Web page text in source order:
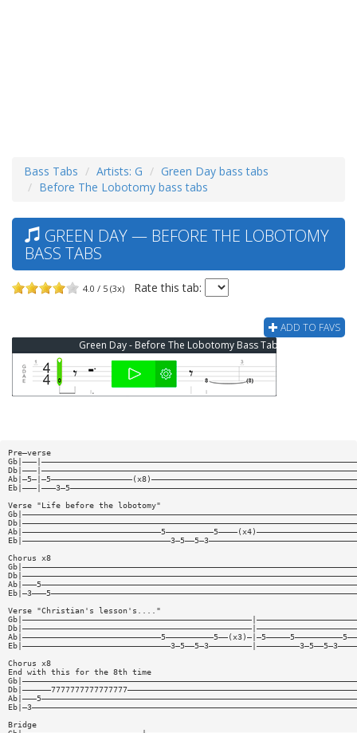
Bass Tabs Artists: G
Green Day bass tabs
Before The Lobotomy bass tabs
GREEN DAY — BEFORE THE LOBOTOMY
BASS TABS
4.0 / 5 (3x) Rate this tab:
ADD TO FAVS
Green Day - Before The Lobotomy Bass Tab
Pre—verse
Verse "Life before the lobotomy"
Chorus x8
Verse "Christian's lesson's...."
Chorus x8
End with this for the 8th time
Bridge